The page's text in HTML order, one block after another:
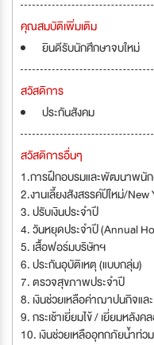
คุณสมบัติเพิ่มเติม
ยินดีรับนักศึกษาจบใหม่
สวัสดิการ
ประกันสังคม
สวัสดิการอื่นๆ
1.การฝึกอบรมและพัฒนาพนั
2.งานเลี้ยงสังสรรค์ปีใหม่/
3. ปรับเงินประจำปี
4. วันหยุดประจำปี (Annual
5. เสื้อฟอร์มบริษัทฯ
6. ประกันอุบัติเหตุ (แบบกลุ่ม)
7. ตรวจสุขภาพประจำปี
8. เงินช่วยเหลือค่าฌาปนกิจแล
9. กระเช้าเยี่ยมไข้ / เยี่ยมหลังค
10. เงินช่วยเหลืออุทกภัยน้ำท่ว